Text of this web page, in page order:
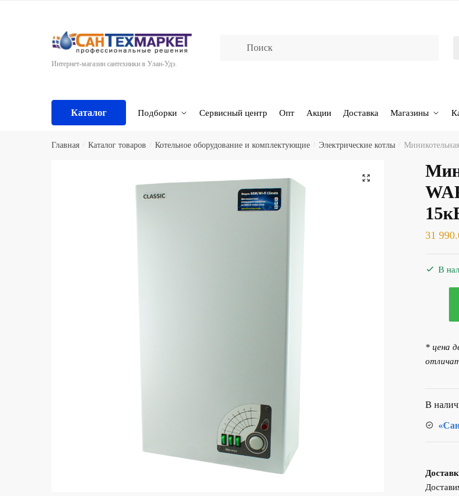
Интернет-магазин сантехники в Улан-Удэ.
Каталог Подборки Сервисный центр Опт Акции Доставка Магазины
Главная Каталог товаров Котельное оборудование и комплектующие Электрические котлы
🔍
31
В
* цена
В